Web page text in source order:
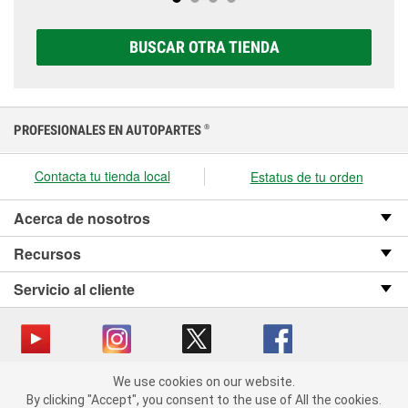
elegir la que sea correcta para tu vehículo y
BUSCAR OTRA TIENDA
We use cookies on our website. By clicking "Accept", you consent
PROFESIONALES EN AUTOPARTES ®
Contacta tu tienda local Estatus de tu orden
Acerca de nosotros
Recursos
Servicio al cliente
Copyright © 2008-2026 O’Reilly Auto Parts v OST_3.2.0.0.729 (3) cv1361
catalog_main
We use cookies on our website.
By clicking "Accept", you consent to the use of All the cookies.